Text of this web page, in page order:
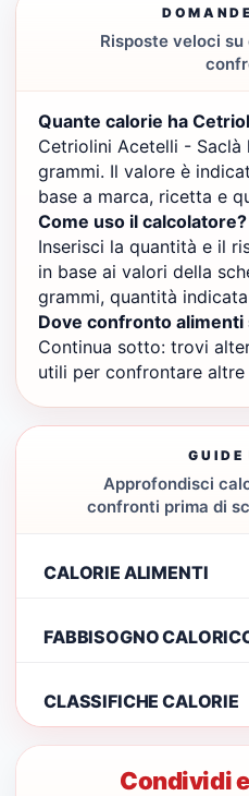
Risposte veloci
Quante calorie ha
Cetriolini Acetelli - Saclà
grammi. Il valore è
base a marca, ricetta e
Come uso il calcolatore?
Inserisci la quantità e il
in base ai valori della
grammi, quantità
Dove confronto alimenti
Continua sotto: trovi
utili per confrontare altre
Approfondisci
confronti prima di
CALORIE ALIMENTI
FABBISOGNO
CLASSIFICHE CALORIE
Condividi